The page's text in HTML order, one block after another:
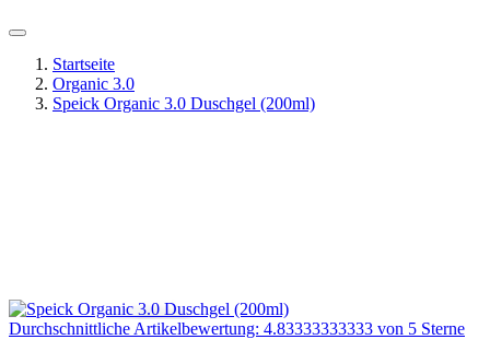
Startseite
Organic 3.0
Speick Organic 3.0 Duschgel (200ml)
Durchschnittliche Artikelbewertung: 4.83333333333 von 5 Sterne